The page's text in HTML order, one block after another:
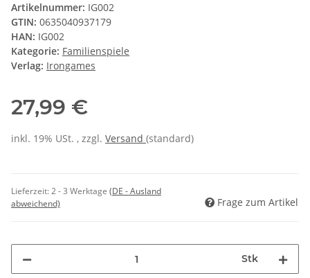
Artikelnummer: IG002
GTIN: 0635040937179
HAN: IG002
Kategorie: Familienspiele
Verlag: Irongames
27,99 €
inkl. 19% USt. , zzgl. Versand (standard)
Lieferzeit:2 - 3 Werktage (DE - Ausland
abweichend)
Frage zum Artikel
Stk